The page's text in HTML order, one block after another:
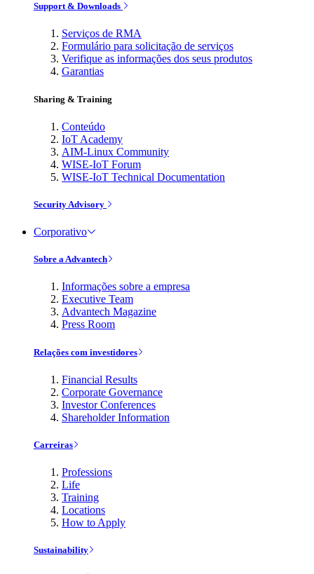
Support & Downloads
Serviços de RMA
Formulário para solicitação de serviços
Verifique as informações dos seus produtos
Garantias
Sharing & Training
Conteúdo
IoT Academy
AIM-Linux Community
WISE-IoT Forum
WISE-IoT Technical Documentation
Security Advisory
Corporativo
Sobre a Advantech
Informações sobre a empresa
Executive Team
Advantech Magazine
Press Room
Relações com investidores
Financial Results
Corporate Governance
Investor Conferences
Shareholder Information
Carreiras
Professions
Life
Training
Locations
How to Apply
Sustainability